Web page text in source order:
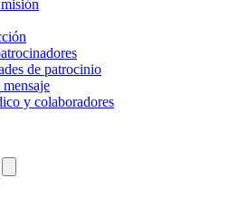
de patrocinio
y colaboradores